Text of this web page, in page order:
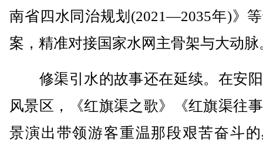
南省四水同治规划(2021—2035年)》
案，精准对接国家水网主骨架与大动脉
修渠引水的故事还在延续。在安
风景区，《红旗渠之歌》《红旗渠往
景演出带领游客重温那段艰苦奋斗